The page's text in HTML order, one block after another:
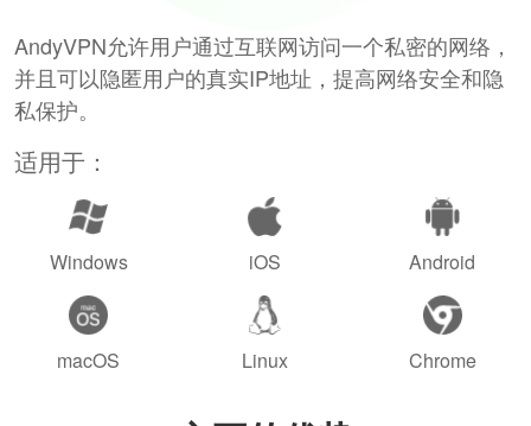
AndyVPN允许用户通过互联网访问一个私密的网络，
并且可以隐匿用户的真实IP地址，提高网络安全和隐
私保护。
适用于：
Windows iOS Android
macOS Linux Chrome